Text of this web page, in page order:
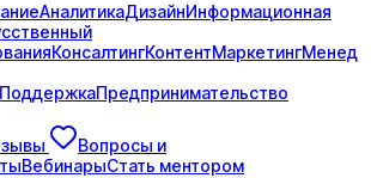
АналитикаДизайнИнформационная
КонсалтингКонтентМаркетингМенед
ПоддержкаПредпринимательство
Вопросы и
ВебинарыСтать ментором